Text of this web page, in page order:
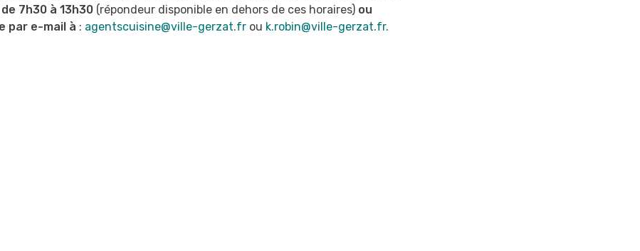
7h30 à 13h30 (répondeur disponible en dehors de ces horaires) ou
par e-mail à : agentscuisine@ville-gerzat.fr ou k.robin@ville-gerzat.fr.